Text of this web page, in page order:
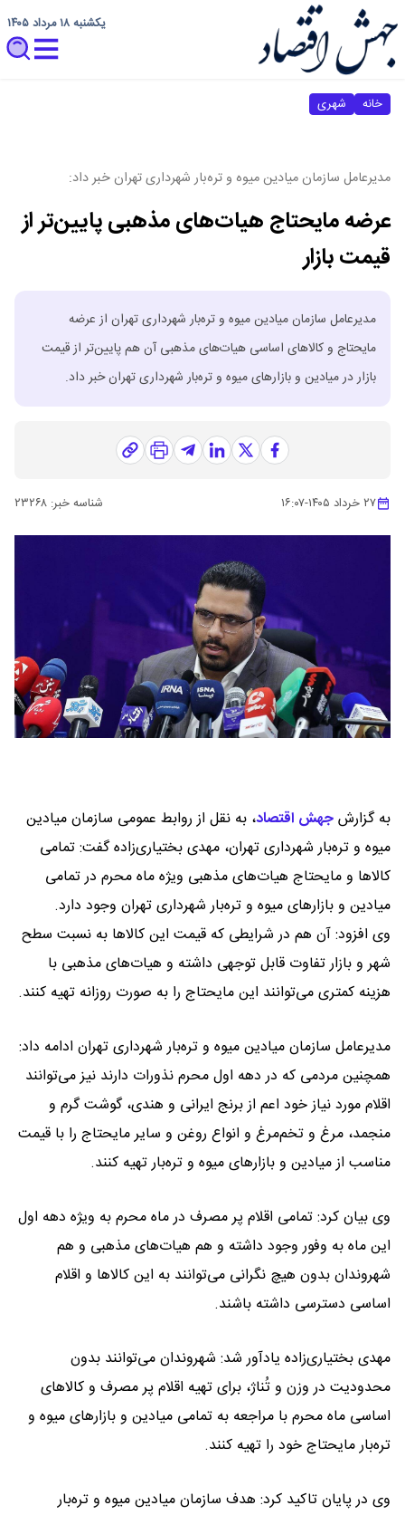
یکشنبه ۱۸ مرداد ۱۴۰۵
خانه شهری
مدیرعامل سازمان میادین میوه و تره‌بار شهرداری تهران خبر داد:
عرضه مایحتاج هیات‌های مذهبی پایین‌تر از
قیمت بازار
مدیرعامل سازمان میادین میوه و تره‌بار شهرداری تهران از عرضه
مایحتاج و کالاهای اساسی هیات‌های مذهبی آن هم پایین‌تر از قیمت
بازار در میادین و بازارهای میوه و تره‌بار شهرداری تهران خبر داد.
۲۷ خرداد ۱۴۰۵ -۱۶:۰۷ شناسه خبر: ۲۳۲۶۸
به گزارشجهش اقتصاد، به نقل از روابط عمومی سازمان میادین
میوه و تره‌بار شهرداری تهران، مهدی بختیاری‌زاده گفت: تمامی
کالاها و مایحتاج هیات‌های مذهبی ویژه ماه محرم در تمامی
میادین و بازارهای میوه و تره‌بار شهرداری تهران وجود دارد.
وی افزود: آن هم در شرایطی که قیمت این کالاها به نسبت سطح
شهر و بازار تفاوت قابل توجهی داشته و هیات‌های مذهبی با
هزینه کمتری می‌توانند این مایحتاج را به صورت روزانه تهیه کنند.
مدیرعامل سازمان میادین میوه و تره‌بار شهرداری تهران ادامه داد:
همچنین مردمی که در دهه اول محرم نذورات دارند نیز می‌توانند
اقلام مورد نیاز خود اعم از برنج ایرانی و هندی، گوشت گرم و
منجمد، مرغ و تخم‌مرغ و انواع روغن و سایر مایحتاج را با قیمت
مناسب از میادین و بازارهای میوه و تره‌بار تهیه کنند.
وی بیان کرد: تمامی اقلام پر مصرف در ماه محرم به ویژه دهه اول
این ماه به وفور وجود داشته و هم هیات‌های مذهبی و هم
شهروندان بدون هیچ نگرانی می‌توانند به این کالاها و اقلام
اساسی دسترسی داشته باشند.
مهدی بختیاری‌زاده یادآور شد: شهروندان می‌توانند بدون
محدودیت در وزن و تُناژ، برای تهیه اقلام پر مصرف و کالاهای
اساسی ماه محرم با مراجعه به تمامی میادین و بازارهای میوه و
تره‌بار مایحتاج خود را تهیه کنند.
وی در پایان تاکید کرد: هدف سازمان میادین میوه و تره‌بار